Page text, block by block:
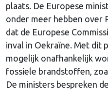
plaats. De Europese
onder meer hebben over
dat de Europese
inval in Oekraïne. Met dit
mogelijk onafhankelijk
fossiele brandstoffen,
De ministers bespreken